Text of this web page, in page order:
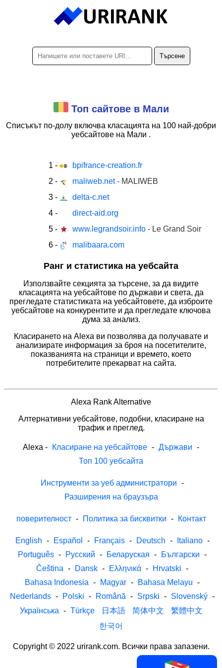
Топ сайтове в Мали
Списъкът по-долу включва класацията на 100 най-добри
уебсайтове на Мали .
1 -
bpifrance-creation.fr
2 - maliweb.net- MALIWEB
3 -
delta-c.net
4 -
direct-aid.org
5 - www.legrandsoir.info - Le Grand Soir
6 - malibaara.com
Ранг и статистика на уебсайта
Използвайте секцията за търсене, за да видите
класацията на уебсайтове по държави и света, да
прегледате статистиката на уебсайтовете, да изброите
уебсайтове на конкурентите и да прегледате ключова
дума за анализ.
Класирането на Alexa ви позволява да получавате и
анализирате информация за броя на посетителите,
показванията на страници и времето, което
потребителите прекарват на сайта.
Alexa Rank Alternative
Алтернативни уебсайтове, подобни, класиране на
трафик и преглед.
Alexa - Класиране на уебсайтове - Държави -
Топ 100 уебсайта
Инструменти за уеб администратори -
Разширения на браузъра
поверителност - Политика за бисквитки - Контакт
English - Español - Français - Deutsch - Italiano -
Português - Русский - Беларуская - Български -
Čeština - Dansk - Ελληνικά - Hrvatski -
Bahasa Indonesia - Magyar - Bahasa Melayu -
Nederlands - Polski - Română - Srpski - Slovenský -
Українська - Türkçe 日本語 简体中文
繁體中文
한국어
Copyright © 2022 urirank.com. Всички права запазени.